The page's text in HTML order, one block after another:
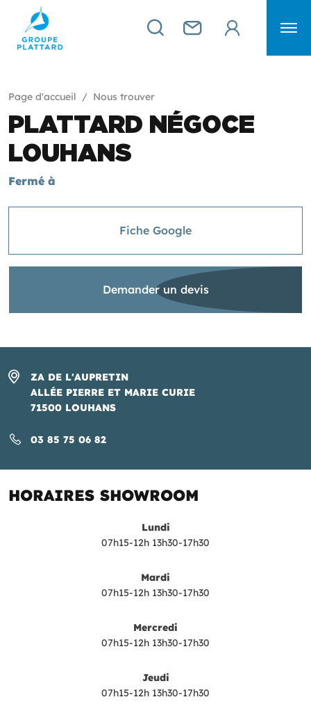
Page d'accueil Nous trouver
PLATTARD NÉGOCE
LOUHANS
Fermé à
Fiche Google
Demander un devis
ZA DE L'AUPRETIN
ALLÉE PIERRE ET MARIE CURIE
71500 LOUHANS
03 85 75 06 82
HORAIRES SHOWROOM
Lundi
07h15-12h 13h30-17h30
Mardi
07h15-12h 13h30-17h30
Mercredi
07h15-12h 13h30-17h30
Jeudi
07h15-12h 13h30-17h30